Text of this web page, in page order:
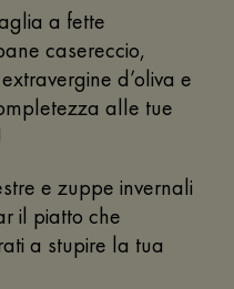
a fette
casereccio,
d’oliva e
alle tue
e zuppe invernali
il piatto che
a stupire la tua